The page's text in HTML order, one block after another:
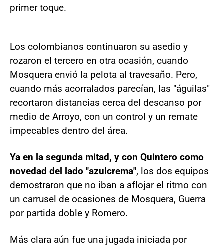
primer toque.
Los colombianos continuaron su asedio y
rozaron el tercero en otra ocasión, cuando
Mosquera envió la pelota al travesaño. Pero,
cuando más acorralados parecían, las "águilas"
recortaron distancias cerca del descanso por
medio de Arroyo, con un control y un remate
impecables dentro del área.
Ya en la segunda mitad, y con Quintero como
novedad del lado "azulcrema", los dos equipos
demostraron que no iban a aflojar el ritmo con
un carrusel de ocasiones de Mosquera, Guerra
por partida doble y Romero.
Más clara aún fue una jugada iniciada por